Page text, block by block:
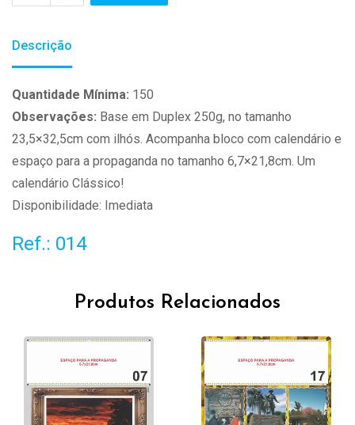
Descrição
Quantidade Mínima: 150
Observações: Base em Duplex 250g, no tamanho
23,5×32,5cm com ilhós. Acompanha bloco com calendário e
espaço para a propaganda no tamanho 6,7×21,8cm. Um
calendário Clássico!
Disponibilidade: Imediata
Ref.: 014
Produtos Relacionados